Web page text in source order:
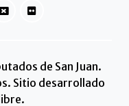
de San Juan.
Sitio desarrollado